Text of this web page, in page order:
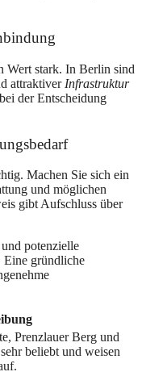
Wert stark. In Berlin sind
attraktiver Infrastruktur
der Entscheidung
Machen Sie sich ein
und möglichen
gibt Aufschluss über
potenzielle
gründliche
Prenzlauer Berg und
beliebt und weisen